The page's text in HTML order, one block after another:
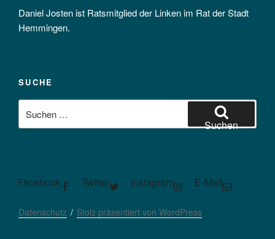
Daniel Josten ist Ratsmitglied der Linken im Rat der Stadt
Hemmingen.
SUCHE
nach:
Suchen
Facebook Twitter Instagram E-Mail
Datenschutz Stolz präsentiert von WordPress